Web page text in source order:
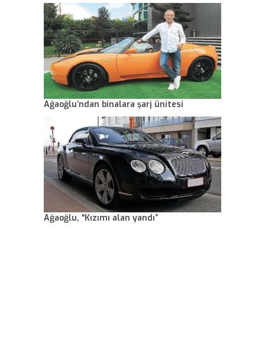
Ağaoğlu’ndan binalara şarj ünitesi
Ağaoğlu, “Kızımı alan yandı”